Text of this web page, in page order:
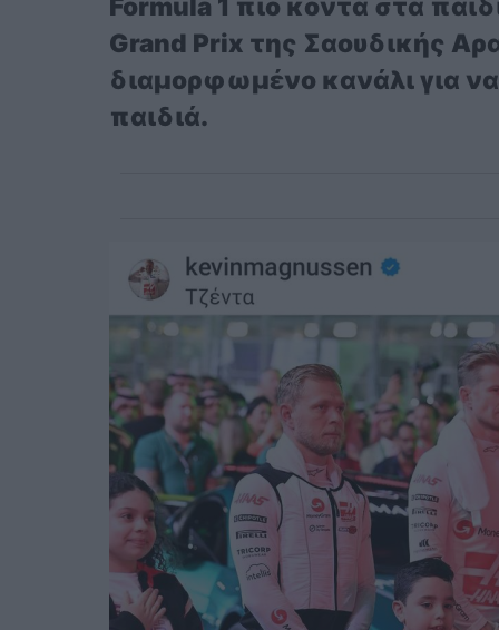
Grand Prix της Σαουδικής
διαμορφωμένο κανάλι για
παιδιά.